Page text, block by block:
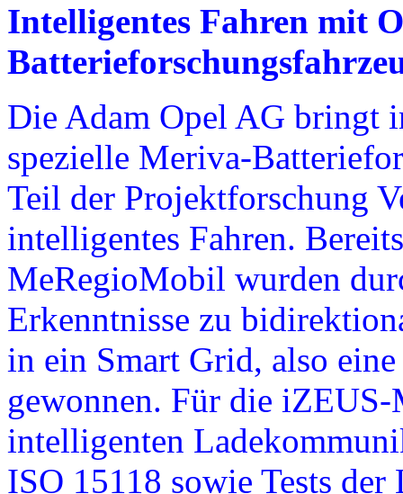
Intelligentes Fahren mit
Die Adam Opel AG bringt
spezielle Meriva-
Teil der Projektforschung
intelligentes Fahren.
MeRegioMobil wurden
Erkenntnisse zu
in ein Smart Grid, also
gewonnen. Für die
intelligenten
ISO 15118 sowie Tests